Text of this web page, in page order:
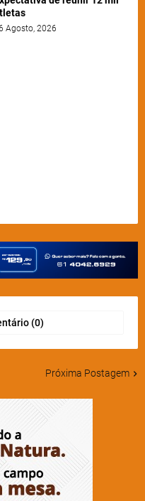
Agosto, 2026
(0)
Próxima Postagem